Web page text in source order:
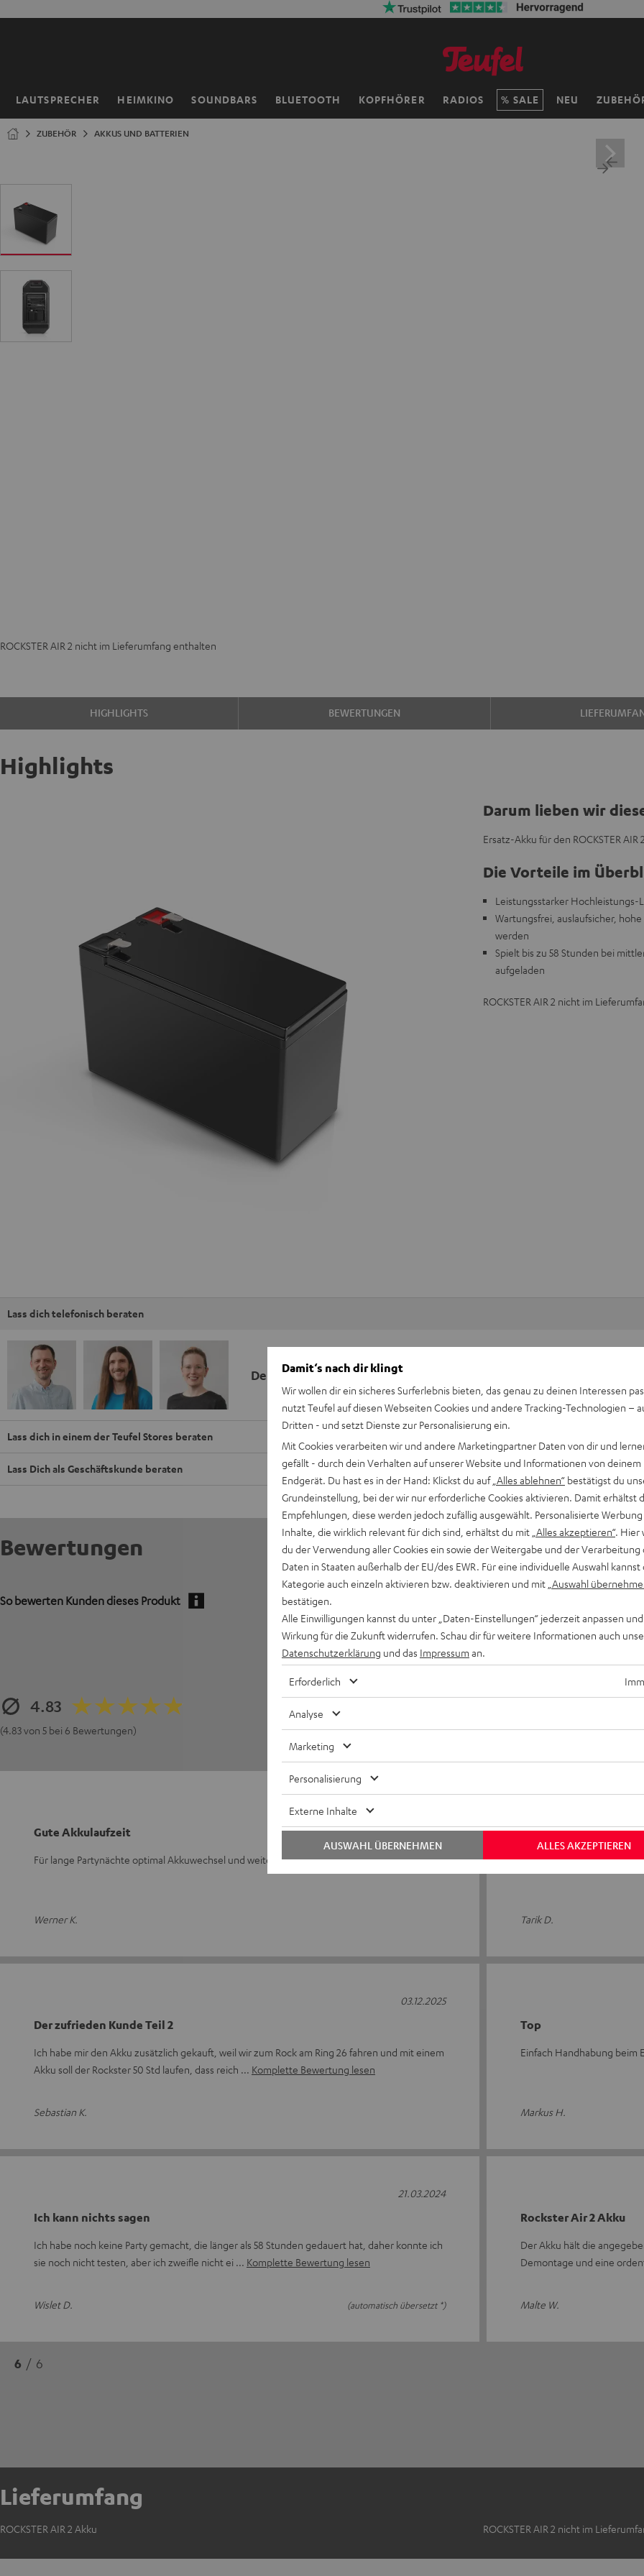
LAUTSPRECHER HEIMKINO SOUNDBARS BLUETOOTH KOPFHÖRER RADIOS SALE NEU
Startseite
ZUBEHÖR AKKUS UND BATTERIEN
ROCKSTER AIR 2 nicht im Lieferumfang enthalten
HIGHLIGHTS BEWERTUNGEN
Highlights
Darum lieben wir
Ersatz-Akku für den ROCKSTER
Die Vorteile im
Leistungsstarker Hochleistungs-
Wartungsfrei, auslaufsicher,
werden
Spielt bis zu 58 Stunden bei
aufgeladen
ROCKSTER AIR 2 nicht im
Lass dich telefonisch beraten
Deine Kaufberatung
Hier Termin buchen
Lass dich in einem der Teufel Stores beraten
Lass Dich als Geschäftskunde beraten
Bewertungen
So bewerten Kunden dieses Produkt
4.83
(4.83 von 5 bei 6 Bewertungen)
5
5
4
Gute Akkulaufzeit
Für lange Partynächte optimal Akkuwechsel und weiter gehts
Werner K.
Geile Akku
Nicht
Tarik D.
Der zufrieden Kunde Teil 2
Ich habe mir den Akku zusätzlich gekauft, weil wir zum Rock am Ring 26 fahren und mit einem
Akku soll der Rockster 50 Std laufen, dass reich
Komplette Bewertung lesen
Sebastian K.
03.12.2025
Top
Einfach Handhabung beim
Markus H.
Ich kann nichts sagen
Ich habe noch keine Party gemacht, die länger als 58 Stunden gedauert hat, daher konnte ich
sie noch nicht testen, aber ich zweifle nicht ei
Komplette Bewertung lesen
Wislet D. (automatisch übersetzt *)
21.03.2024
Rockster Air 2 Akku
Der Akku hält die
Demontage und eine
Malte W.
6 / 6
Lieferumfang
ROCKSTER AIR 2 Akku ROCKSTER AIR 2 nicht im
Damit‘s nach dir klingt
Wir wollen dir ein sicheres Surferlebnis bieten, das genau zu deinen Interessen
nutzt Teufel auf diesen Webseiten Cookies und andere Tracking-Technologien –
Dritten - und setzt Dienste zur Personalisierung ein.
Mit Cookies verarbeiten wir und andere Marketingpartner Daten von dir und
gefällt - durch dein Verhalten auf unserer Website und Informationen von deinem
Endgerät. Du hast es in der Hand: Klickst du auf „Alles ablehnen“ bestätigst du
Grundeinstellung, bei der wir nur erforderliche Cookies aktivieren. Damit erhältst
Empfehlungen, diese werden jedoch zufällig ausgewählt. Personalisierte
Inhalte, die wirklich relevant für dich sind, erhältst du mit „Alles akzeptieren“. Hier
du der Verwendung aller Cookies ein sowie der Weitergabe und der Verarbeitung
Daten in Staaten außerhalb der EU/des EWR. Für eine individuelle Auswahl kannst
Kategorie auch einzeln aktivieren bzw. deaktivieren und mit „Auswahl
bestätigen.
Alle Einwilligungen kannst du unter „Daten-Einstellungen“ jederzeit anpassen
Wirkung für die Zukunft widerrufen. Schau dir für weitere Informationen auch
Datenschutzerklärung und das Impressum an.
Erforderlich
Analyse
Marketing
Personalisierung
Externe Inhalte
ALLES AKZEPTIEREN
AUSWAHL ÜBERNEHMEN